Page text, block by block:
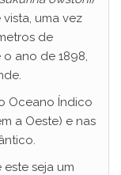
uma vez
de
ano de 1898,
Oceano Índico
a Oeste) e nas
seja um